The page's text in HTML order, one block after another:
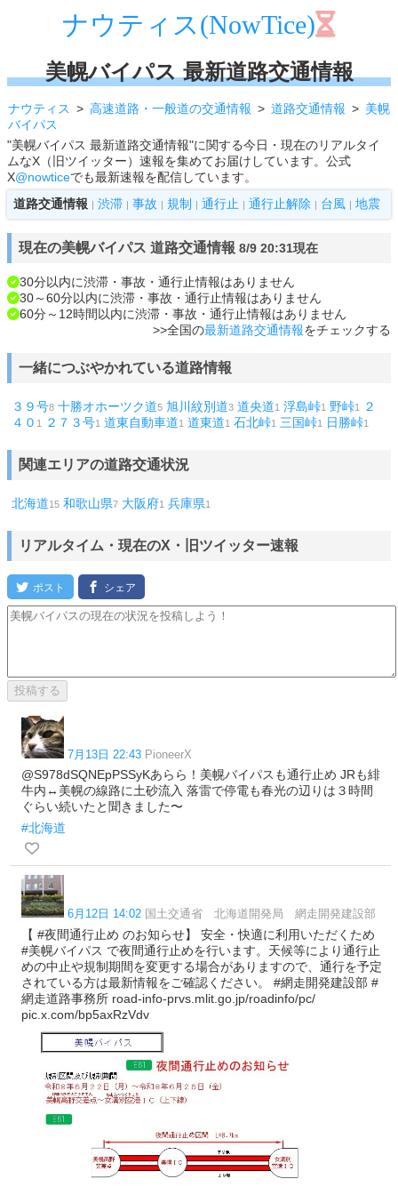
ナウティス(NowTice)
美幌バイパス 最新道路交通情報
ナウティス 高速道路・一般道の交通情報 道路交通情報
美幌
バイパス
"美幌バイパス 最新道路交通情報"に関する今日・現在のリアルタイ
ムなX（旧ツイッター）速報を集めてお届けしています。公式
X@nowticeでも最新速報を配信しています。
道路交通情報
渋滞 事故 規制 通行止 通行止解除 台風 地震
現在の美幌バイパス 道路交通情報 8/9 20:31現在
30分以内に渋滞・事故・通行止情報はありません
30～60分以内に渋滞・事故・通行止情報はありません
60分～12時間以内に渋滞・事故・通行止情報はありません
>>全国の最新道路交通情報をチェックする
一緒につぶやかれている道路情報
３９号8 十勝オホーツク道5 旭川紋別道3 道央道1 浮島峠1 野峠1 ２
４０ 1 ２７３号1 道東自動車道1 道東道1 石北峠1 三国峠1 日勝峠1
関連エリアの道路交通状況
北海道15 和歌山県7 大阪府1 兵庫県1
リアルタイム・現在のX・旧ツイッター速報
7月13日 22:43 PioneerX
@S978dSQNEpPSSyKあらら！美幌バイパスも通行止め JRも緋
牛内↔︎美幌の線路に土砂流入 落雷で停電も春光の辺りは３時間
ぐらい続いたと聞きました〜
#北海道
6月12日 14:02 国土交通省 北海道開発局 網走開発建設部
【 #夜間通行止め のお知らせ】 安全・快適に利用いただくため
#美幌バイパス で夜間通行止めを行います。天候等により通行止
めの中止や規制期間を変更する場合がありますので、通行を予定
されている方は最新情報をご確認ください。 #網走開発建設部 #
網走道路事務所 road-info-prvs.mlit.go.jp/roadinfo/pc/
pic.x.com/bp5axRzVdv